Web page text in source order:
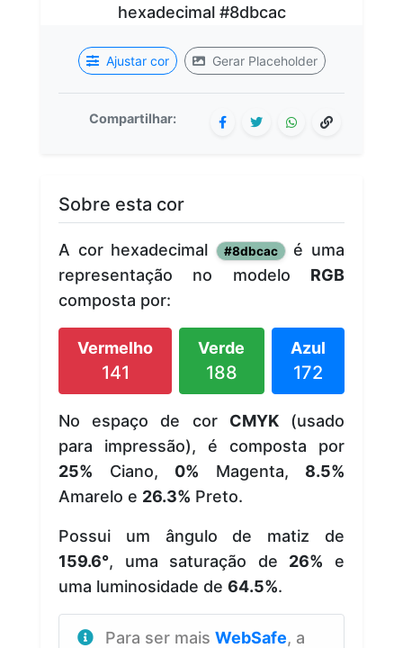
Ajustar cor Gerar Placeholder
Compartilhar:
Sobre esta cor
A cor hexadecimal #8dbcac é uma
representação no modelo RGB
composta por:
Vermelho
141
Verde
188
Azul
172
No espaço de cor CMYK(usado
para impressão), é composta por
25% Ciano, 0% Magenta, 8.5%
Amarelo e 26.3% Preto.
Possui um ângulo de matiz de
159.6°, uma saturação de 26% e
uma luminosidade de 64.5%.
Para ser mais WebSafe, a